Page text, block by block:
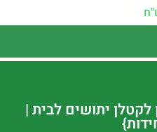
לקטלן יתושים לבית |